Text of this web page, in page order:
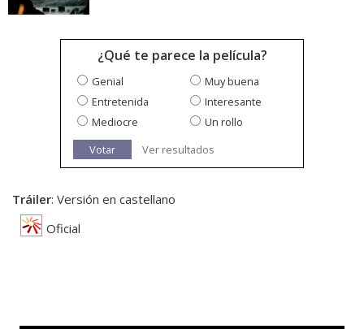
¿Qué te parece la película?
Genial
Muy buena
Entretenida
Interesante
Mediocre
Un rollo
Votar
Ver resultados
Tráiler: Versión en castellano
Oficial